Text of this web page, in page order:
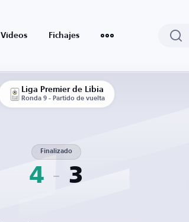
Vídeos Fichajes
Liga Premier de Libia
Ronda 9 - Partido de vuelta
4
Finalizado
3